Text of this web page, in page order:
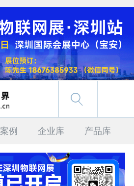
案例 企业库 产品库